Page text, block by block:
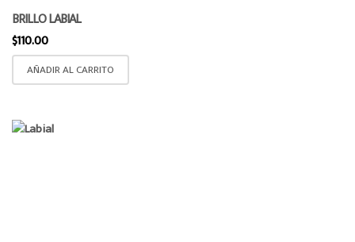
BRILLO LABIAL
$110.00
AÑADIR AL CARRITO